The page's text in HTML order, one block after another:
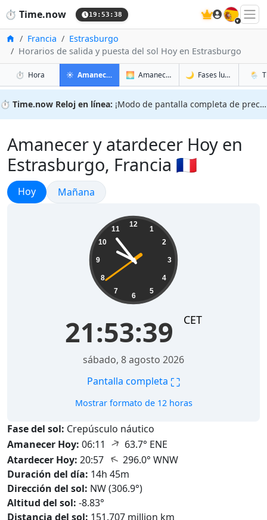
⏱️ Time.now 19:53:39 🇪🇸
InicioFrancia
Estrasburgo
Horarios de salida y puesta del sol Hoy en Estrasburgo
⏱️ Horaen Estrasburgo
☀️ Amanecer y atardecer en Estrasburgo
🌅 Amanecer y atardecer mañana en
🌙 Fases lunares en
🌦️
⏱️ Time.now Reloj en línea: ¡Modo de pantalla completa de precisión!
Amanecer y atardecer Hoy en
Estrasburgo, Francia 🇫🇷
Amanecer y atardecer
Hoy Amanecer y atardecer
Mañana
12
1
2
3
4
5
6
7
8
9
10
11
21:53:40 CET
sábado, 8 agosto 2026
Pantalla completa ⛶
Mostrar formato de 12 horas
Fase del sol: Crepúsculo náutico
Amanecer Hoy: 06:11 ↑ 63.7° ENE
Atardecer Hoy: 20:57 ↑296.0° WNW
Duración del día: 14h 45m
Dirección del sol: NW (306.9°)
Altitud del sol: -8.83°
Distancia del sol: 151.707 million km